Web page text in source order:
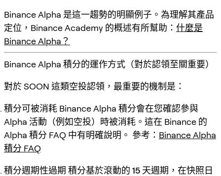
Binance Alpha 是這一趨勢的明顯例子。為理解其產品
定位，Binance Academy 的概述有所幫助： 什麼是
Binance Alpha？
Binance Alpha 積分的運作方式（對於認領至關重要）
對於 SOON 這類空投認領，最重要的機制是：
積分可被消耗 Binance Alpha 積分會在您確認參與
Alpha 活動（例如空投）時被消耗 。這在 Binance 的
Alpha 積分 FAQ 中有明確說明。 參考： Binance Alpha
積分 FAQ
積分週期性過期 積分基於滾動的 15 天週期 ，在快照日